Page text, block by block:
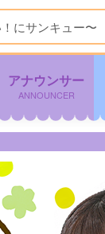
にサンキュー〜
アナウンサー
ANNOUNCER